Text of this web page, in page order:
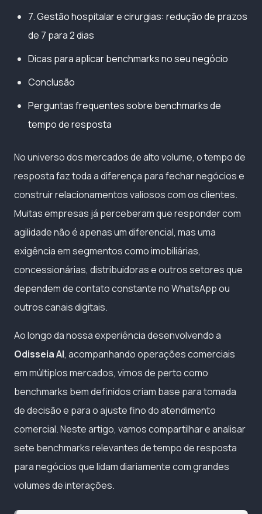
7. Gestão hospitalar e cirurgias: redução de prazos
de 7 para 2 dias
Dicas para aplicar benchmarks no seu negócio
Conclusão
Perguntas frequentes sobre benchmarks de
tempo de resposta
No universo dos mercados de alto volume, o tempo de
resposta faz toda a diferença para fechar negócios e
construir relacionamentos valiosos com os clientes.
Muitas empresas já perceberam que responder com
agilidade não é apenas um diferencial, mas uma
exigência em segmentos como imobiliárias,
concessionárias, distribuidoras e outros setores que
dependem de contato constante no WhatsApp ou
outros canais digitais.
Ao longo da nossa experiência desenvolvendo a
Odisseia AI, acompanhando operações comerciais
em múltiplos mercados, vimos de perto como
benchmarks bem definidos criam base para tomada
de decisão e para o ajuste fino do atendimento
comercial. Neste artigo, vamos compartilhar e analisar
sete benchmarks relevantes de tempo de resposta
para negócios que lidam diariamente com grandes
volumes de interações.